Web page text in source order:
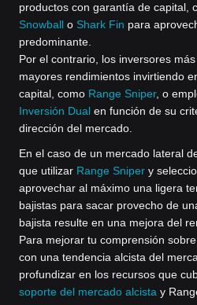
productos con garantía de capital,
Snowball o Shark Fin para
predominante.
Por el contrario, los inversores
mayores rendimientos invirtiendo
capital, como Range Sniper, o
Inversión Dual en función de su
dirección del mercado.
En el caso de un mercado lateral
que utilizar Range Sniper y
aprovechar al máximo una ligera
bajistas para sacar provecho de
bajista resulte en una mejora del
Para mejorar tu comprensión
con una tendencia alcista del
profundizar en los recursos que
soporte del mercado alcista y